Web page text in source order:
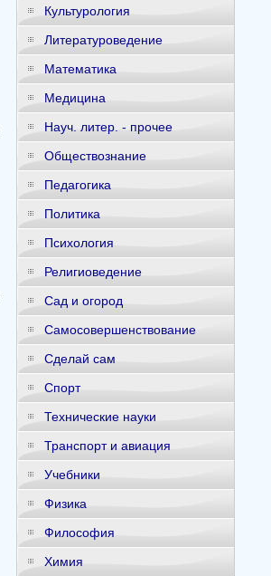
Культурология
Литературоведение
Математика
Медицина
Науч. литер. - прочее
Обществознание
Педагогика
Политика
Психология
Религиоведение
Сад и огород
Самосовершенствование
Сделай сам
Спорт
Технические науки
Транспорт и авиация
Учебники
Физика
Философия
Химия